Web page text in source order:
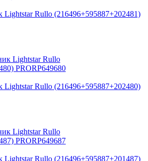
Lightstar Rullo (216496+595887+202481)
Lightstar Rullo (216496+595887+202480)
Lightstar Rullo (216496+595887+201487)